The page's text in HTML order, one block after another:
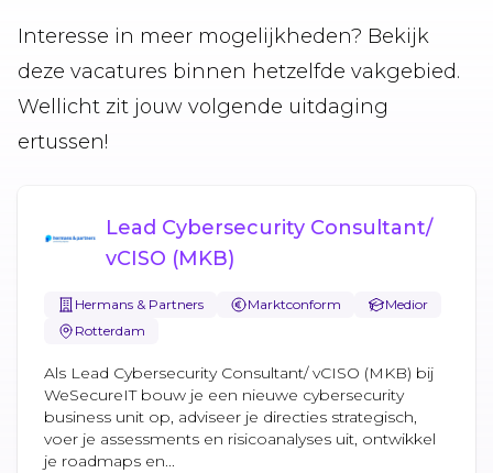
Interesse in meer mogelijkheden? Bekijk
deze vacatures binnen hetzelfde vakgebied.
Wellicht zit jouw volgende uitdaging
ertussen!
Lead Cybersecurity Consultant/
vCISO (MKB)
Hermans & Partners Marktconform
Medior
Rotterdam
Als Lead Cybersecurity Consultant/ vCISO (MKB) bij
WeSecureIT bouw je een nieuwe cybersecurity
business unit op, adviseer je directies strategisch,
voer je assessments en risicoanalyses uit, ontwikkel
je roadmaps en...